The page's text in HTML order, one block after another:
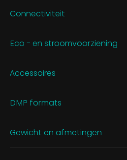
Connectiviteit
Eco - en stroomvoorziening
Accessoires
DMP formats
Gewicht en afmetingen